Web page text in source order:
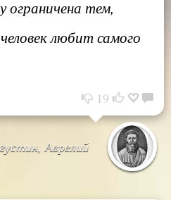
тем,
любит самого
19
Аврелий